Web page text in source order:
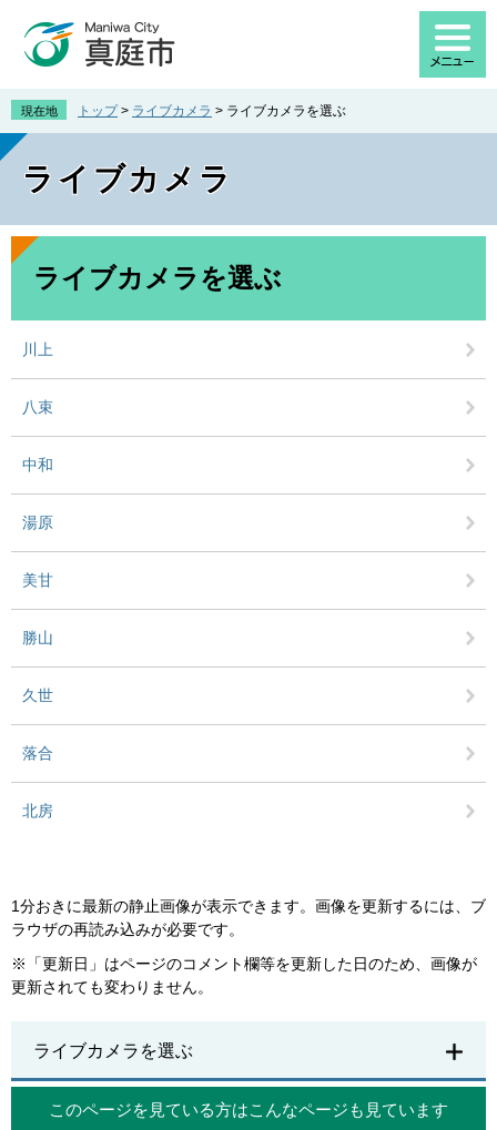
先
で
を
ば
へ
現在地 トップ > ライブカメラ > ライブカメラを選ぶ
ライブカメラ
本
ライブカメラを選ぶ
川上
八束
中和
湯原
美甘
勝山
久世
落合
北房
1分おきに最新の静止画像が表示できます。画像を更新するには、ブ
ラウザの再読み込みが必要です。
※「更新日」はページのコメント欄等を更新した日のため、画像が
更新されても変わりません。
ライブカメラを選ぶ
このページを見ている方はこんなページも見ています